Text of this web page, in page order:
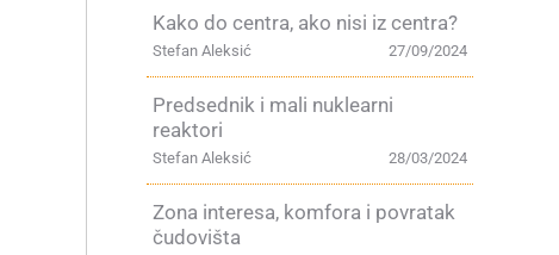
Kako do centra, ako nisi iz centra?
27/09/2024
Stefan Aleksić
Predsednik i mali nuklearni
reaktori
28/03/2024
Stefan Aleksić
Zona interesa, komfora i povratak
čudovišta